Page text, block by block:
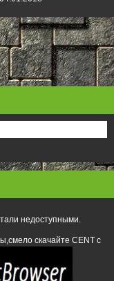
недоступными.
скачайте CENT с